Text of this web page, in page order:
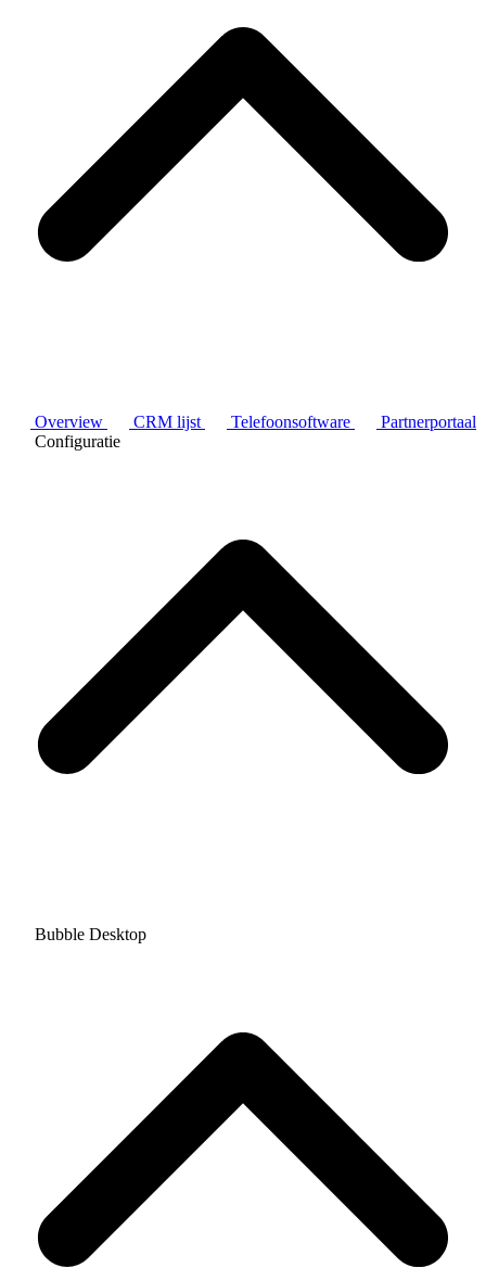
Overview CRM lijst Telefoonsoftware
Partnerportaal
Configuratie
Bubble Desktop